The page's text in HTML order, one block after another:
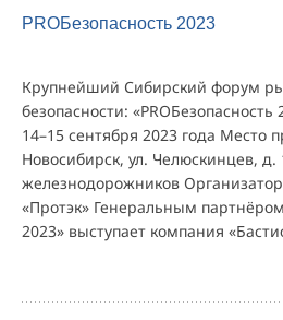
PROБезопасность 2023
Крупнейший Сибирский форум
безопасности:
14–15 сентября 2023 года Место
Новосибирск, ул. Челюскинцев, д.
железнодорожников
«Протэк» Генеральным
2023» выступает компания